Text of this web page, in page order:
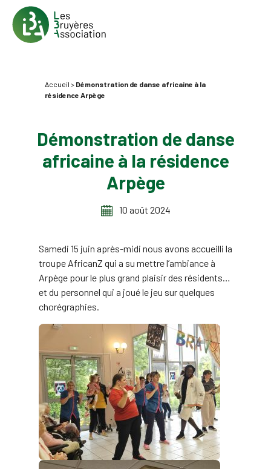
Accueil > Démonstration de danse africaine à la
résidence Arpège
Démonstration de danse
africaine à la résidence
Arpège
10 août 2024
Samedi 15 juin après-midi nous avons accueilli la
troupe AfricanZ qui a su mettre l’ambiance à
Arpège pour le plus grand plaisir des résidents…
et du personnel qui a joué le jeu sur quelques
chorégraphies.